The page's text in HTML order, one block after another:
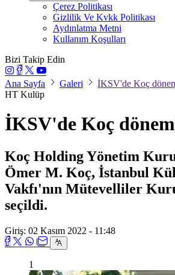
Çerez Politikası
Gizlilik Ve Kvkk Politikası
Aydınlatma Metni
Kullanım Koşulları
Bizi Takip Edin
Ana Sayfa Galeri
İKSV'de Koç
HT Kulüp
İKSV'de Koç
Koç Holding Yönetim
Ömer M. Koç, İstanbul
Vakfı'nın Mütevelliler
seçildi.
Giriş: 02 Kasım 2022 - 11:48
1